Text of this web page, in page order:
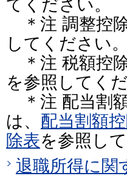
てください。
＊注 調整控
してください。
＊注 税額控
を参照してくだ
＊注 配当割
は、 配当割額
除表を参照し
退職所得に関